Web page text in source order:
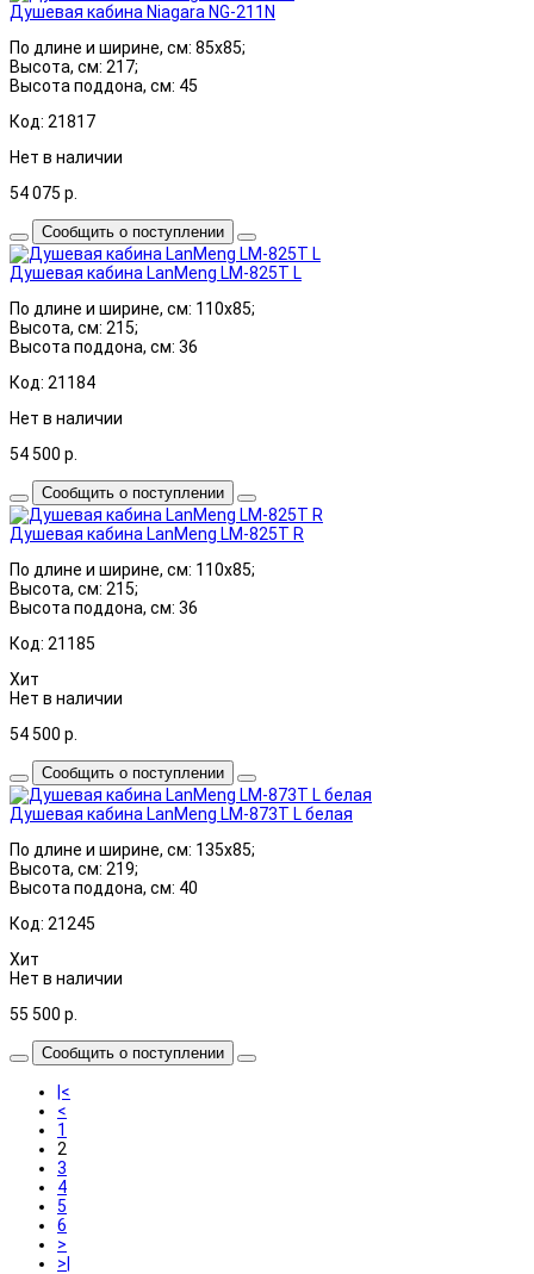
Душевая кабина Niagara NG-211N
По длине и ширине, см: 85x85;
Высота, см: 217;
Высота поддона, см: 45
Код: 21817
Нет в наличии
54 075 р.
Сообщить о поступлении
Душевая кабина LanMeng LM-825T L
По длине и ширине, см: 110x85;
Высота, см: 215;
Высота поддона, см: 36
Код: 21184
Нет в наличии
54 500 р.
Сообщить о поступлении
Душевая кабина LanMeng LM-825Т R
По длине и ширине, см: 110x85;
Высота, см: 215;
Высота поддона, см: 36
Код: 21185
Хит
Нет в наличии
54 500 р.
Сообщить о поступлении
Душевая кабина LanMeng LM-873T L белая
По длине и ширине, см: 135x85;
Высота, см: 219;
Высота поддона, см: 40
Код: 21245
Хит
Нет в наличии
55 500 р.
Сообщить о поступлении
|<
<
1
2
3
4
5
6
>
>|